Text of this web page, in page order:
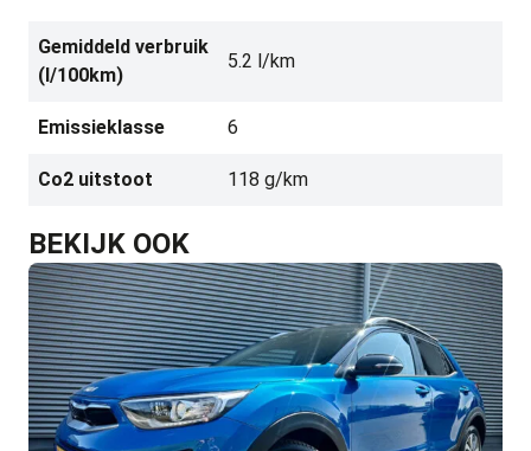
Gemiddeld verbruik
(l/100km)
5.2 l/km
Emissieklasse 6
Co2 uitstoot 118 g/km
BEKIJK OOK